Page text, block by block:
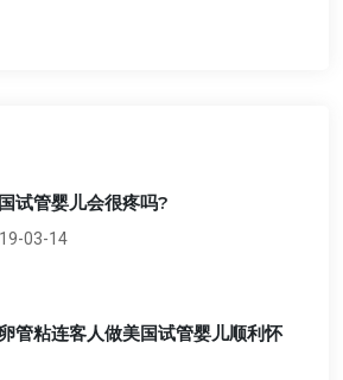
试管婴儿会很疼吗?
03-14
管粘连客人做美国试管婴儿顺利怀